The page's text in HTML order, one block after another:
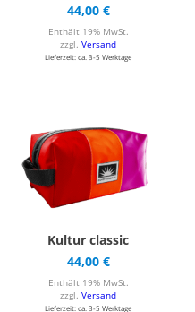
44,00 €
Enthält 19% MwSt.
zzgl.Versand
Lieferzeit: ca. 3-5 Werktage
Kultur classic
44,00 €
Enthält 19% MwSt.
zzgl.Versand
Lieferzeit: ca. 3-5 Werktage